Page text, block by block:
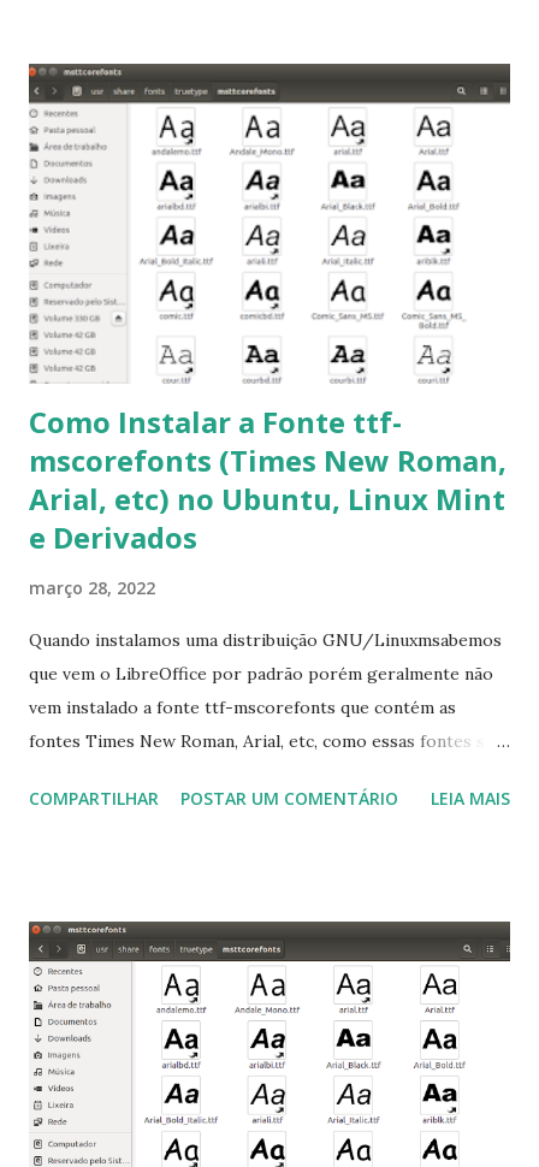
para usuários iniciantes... 1- Atualizar a lista de pacotes: $
sudo apt-get update 2- Atualizar toda a distro: $ sudo apt-
get -f dist-upgrade ou update-manager -d -c 3- Instalar
pacotes: $ sudo apt-get install [nome do pacote] 4-
Procurar arquivos corrompidos: $ sudo apt-get check 5-
Corrigir problemas de dependências, concluir instalação de
pacotes pendentes e outros erros: $ sudo apt-get -f install
6- Se o comando sudo apt-get -f install nã...
Como Instalar a Fonte ttf-
mscorefonts (Times New Roman,
Arial, etc) no Ubuntu, Linux Mint
e Derivados
março 28, 2022
Quando instalamos uma distribuição GNU/Linuxmsabemos
que vem o LibreOffice por padrão porém geralmente não
vem instalado a fonte ttf-mscorefonts que contém as
fontes Times New Roman, Arial, etc, como essas fontes são
a Associação Brasileira de Normas Técnicas (ABNT), exige
que contém essas fontes. Ao instalar o GNU/Linux abra o
terminal e execute o comando: $ sudo apt-get install ttf-
mscorefonts-installer Leia os termos de uso e avance
clicando em “Ok” Agora aceite os termos de uso clicando
em “Sim” Pronto agora abra o LibreOffice e veja se as
fontes Times New Roman, Arial estão instaladas. Caso
ocorra algum erro ou precisa reinstalar, execute: $ sudo
COMPARTILHAR POSTAR UM COMENTÁRIO LEIA MAIS